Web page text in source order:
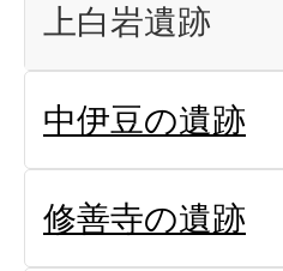
上白岩遺跡
中伊豆の遺跡
修善寺の遺跡